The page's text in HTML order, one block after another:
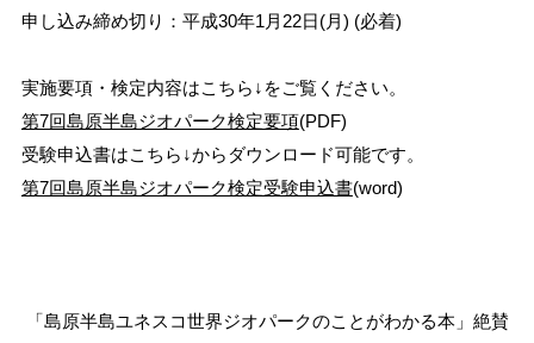
申し込み締め切り：平成30年1月22日(月) (必着)
実施要項・検定内容はこちら↓をご覧ください。
第7回島原半島ジオパーク検定要項(PDF)
受験申込書はこちら↓からダウンロード可能です。
第7回島原半島ジオパーク検定受験申込書(word)
「島原半島ユネスコ世界ジオパークのことがわかる本」絶賛